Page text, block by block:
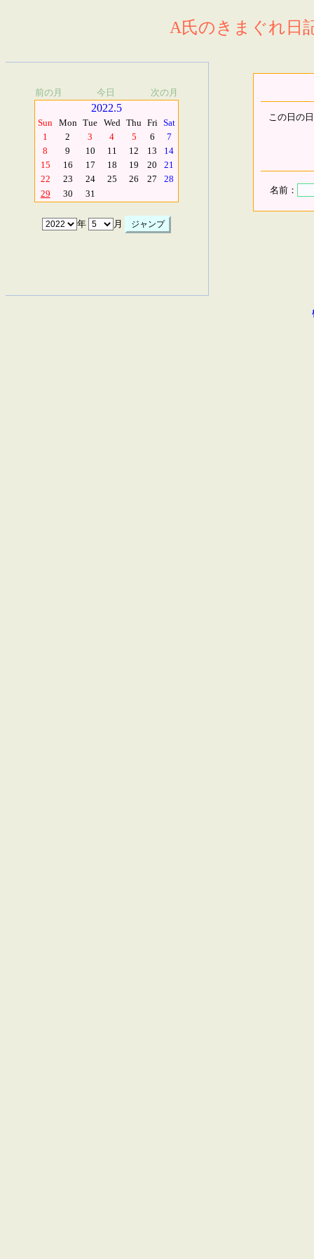
A氏のきまぐれ日
前の月 今日 次の月
2022.5
Sun Mon Tue Wed Thu Fri Sat
1
2 3 4 5 6
7
8
9 10 11 12 13
14
15
16 17 18 19 20
21
22
23 24 25 26 27
28
29
30 31
年 月
この日の
名前：